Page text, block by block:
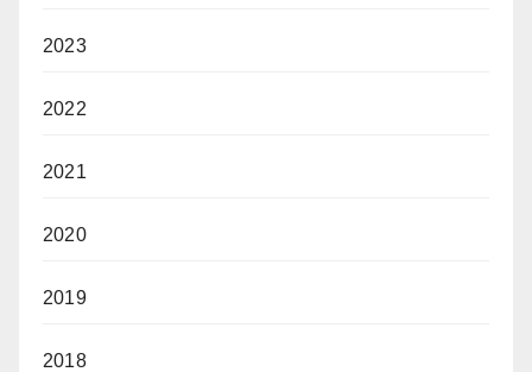
2023
2022
2021
2020
2019
2018